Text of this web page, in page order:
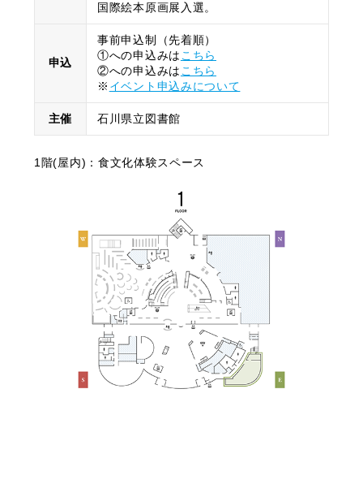
国際絵本原画展入選。
申込
事前申込制（先着順）
①への申込みはこちら
②への申込みはこちら
※ イベント申込みについて
主催 石川県立図書館
1階(屋内)：食文化体験スペース